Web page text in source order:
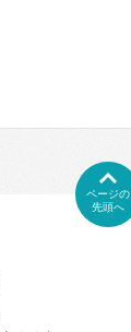
ページの
先頭へ